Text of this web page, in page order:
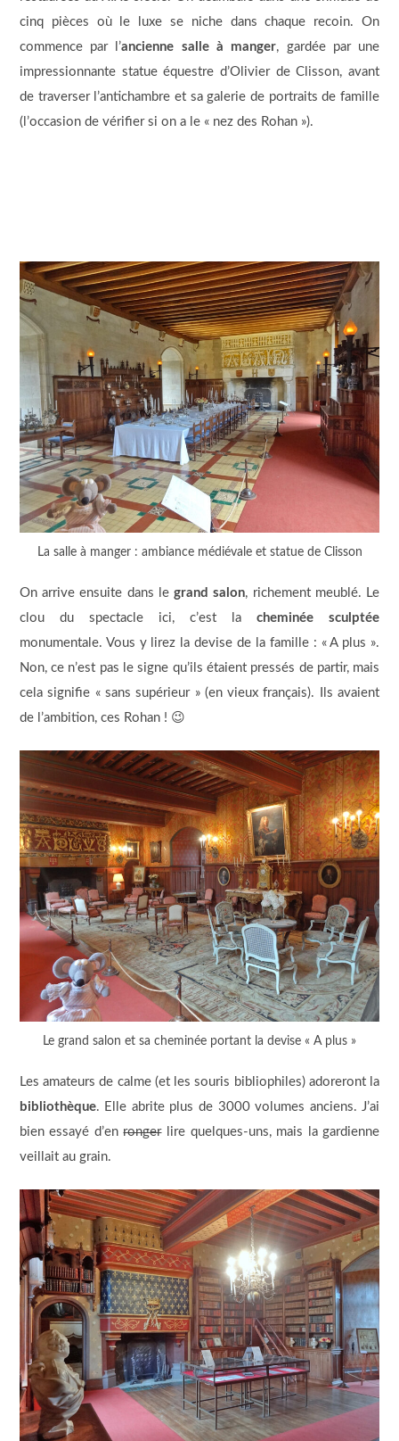
cinq pièces où le luxe se niche dans chaque recoin. On
commence par l’ancienne salle à manger, gardée par une
impressionnante statue équestre d’Olivier de Clisson, avant
de traverser l’antichambre et sa galerie de portraits de famille
(l’occasion de vérifier si on a le « nez des Rohan »).
La salle à manger : ambiance médiévale et statue de Clisson
On arrive ensuite dans legrand salon, richement meublé. Le
clou du spectacle ici, c’est lacheminée sculptée
monumentale. Vous y lirez la devise de la famille : « A plus ».
Non, ce n’est pas le signe qu’ils étaient pressés de partir, mais
cela signifie « sans supérieur » (en vieux français). Ils avaient
de l’ambition, ces Rohan ! 😉
Le grand salon et sa cheminée portant la devise « A plus »
Les amateurs de calme (et les souris bibliophiles) adoreront la
bibliothèque. Elle abrite plus de 3000 volumes anciens. J’ai
bien essayé d’enrongerlire quelques-uns, mais la gardienne
veillait au grain.